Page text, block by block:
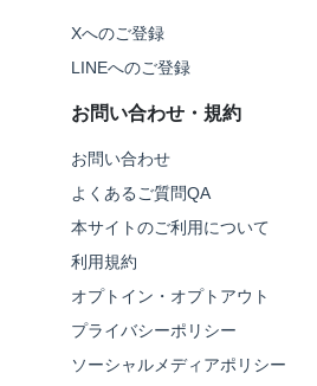
Xへのご登録
LINEへのご登録
お問い合わせ・規約
お問い合わせ
よくあるご質問QA
本サイトのご利用について
利用規約
オプトイン・オプトアウト
プライバシーポリシー
ソーシャルメディアポリシー